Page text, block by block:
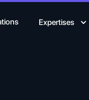
Expertises